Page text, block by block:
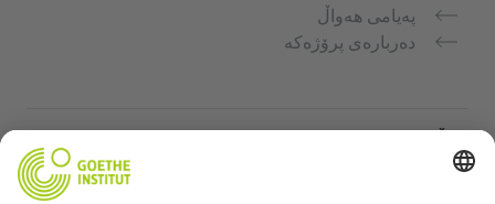
پەیامی هەواڵ
دەربارەی پرۆژەکە
ماڵپەڕە زیاتر